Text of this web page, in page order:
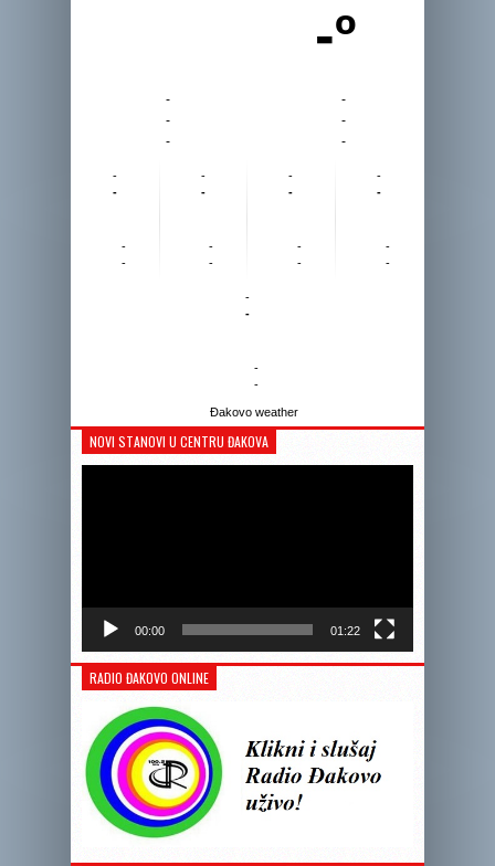
-º
-
-
-
-
-
-
-
-
-
-
-
-
-
-
-
-
-
-
-
-
-
-
-
-
-
-
Đakovo weather
NOVI STANOVI U CENTRU ĐAKOVA
00:00 01:22
RADIO ĐAKOVO ONLINE